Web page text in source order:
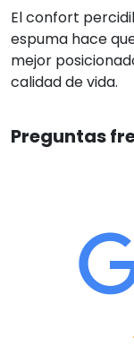
El confort
espuma hace
mejor
calidad de vida.
Preguntas